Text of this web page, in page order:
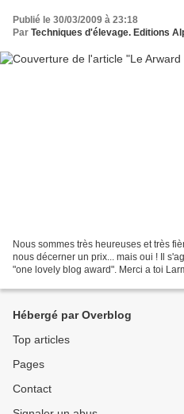
Publié le 30/03/2009 à 23:18
Par Techniques d'élevage. Editions
Nous sommes très heureuses et très
nous décerner un prix... mais oui ! Il
"one lovely blog award". Merci a toi
Hébergé par Overblog
Top articles
Pages
Contact